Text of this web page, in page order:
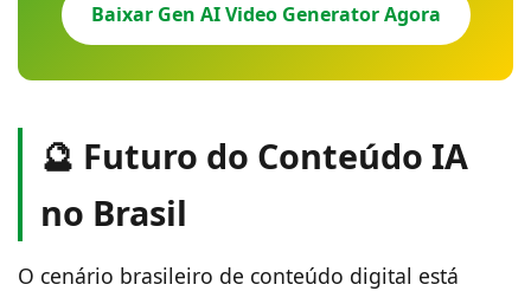
Baixar Gen AI Video Generator Agora
🔮 Futuro do Conteúdo IA
no Brasil
O cenário brasileiro de conteúdo digital está